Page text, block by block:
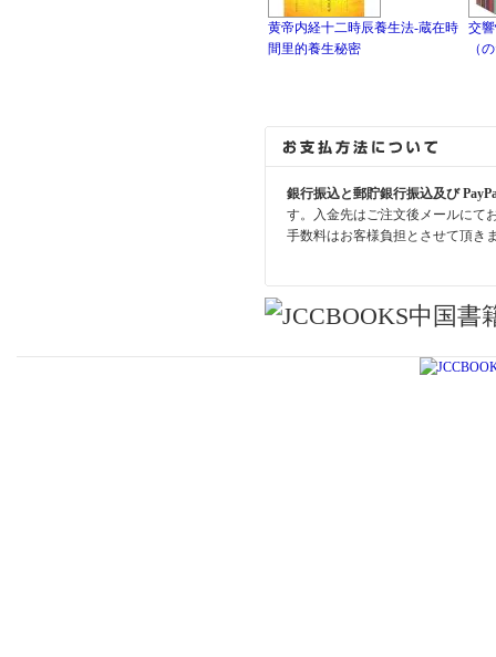
黄帝内経十二時辰養生法-蔵在時
間里的養生秘密
交
（
銀行振込と郵貯銀行振込及び
す。入金先はご注文後メールにて
手数料はお客様負担とさせて頂き